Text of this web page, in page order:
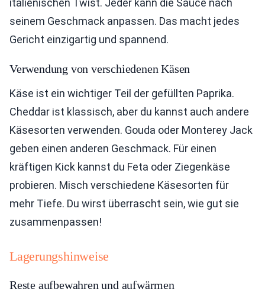
italienischen Twist. Jeder kann die Sauce nach
seinem Geschmack anpassen. Das macht jedes
Gericht einzigartig und spannend.
Verwendung von verschiedenen Käsen
Käse ist ein wichtiger Teil der gefüllten Paprika.
Cheddar ist klassisch, aber du kannst auch andere
Käsesorten verwenden. Gouda oder Monterey Jack
geben einen anderen Geschmack. Für einen
kräftigen Kick kannst du Feta oder Ziegenkäse
probieren. Misch verschiedene Käsesorten für
mehr Tiefe. Du wirst überrascht sein, wie gut sie
zusammenpassen!
Lagerungshinweise
Reste aufbewahren und aufwärmen